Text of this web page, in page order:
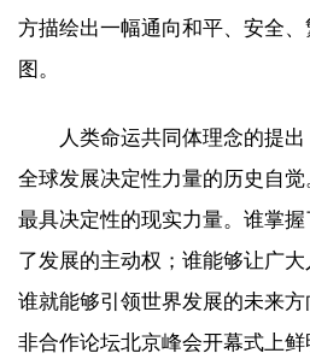
方描绘出一幅通向和平、安全
图。
人类命运共同体理念的提
全球发展决定性力量的历史自
最具决定性的现实力量。谁掌
了发展的主动权；谁能够让广大
谁就能够引领世界发展的未来
非合作论坛北京峰会开幕式上